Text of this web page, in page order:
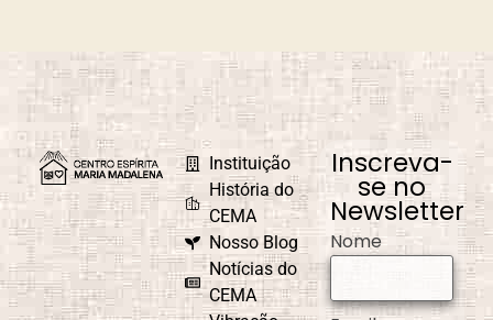
Caridade em
Ação
Carnaval
Causa e Efeito
Celebrações e
Comemorações
Instituição
História do
CEMA
Nosso Blog
Notícias do
CEMA
Inscreva-
se no
Newsletter
Nome